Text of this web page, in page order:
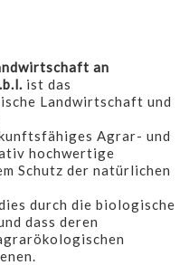
an
ist das
Landwirtschaft und
Agrar- und
hochwertige
Schutz der natürlichen
durch die biologische
dass deren